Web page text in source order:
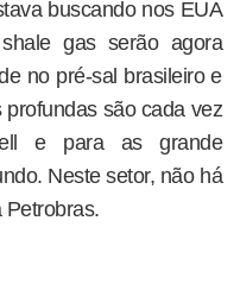
buscando nos EUA
gas serão agora
no pré-sal brasileiro e
profundas são cada vez
e para as grande
Neste setor, não há
Petrobras.